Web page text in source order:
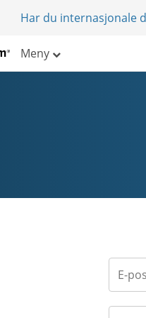
Har du internasjonale
Meny